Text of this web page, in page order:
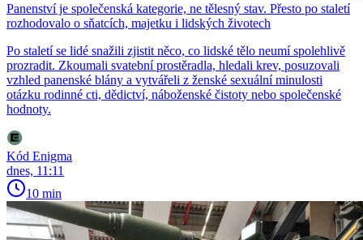
Panenství je společenská kategorie, ne tělesný stav. Přesto po staletí
rozhodovalo o sňatcích, majetku i lidských životech
Po staletí se lidé snažili zjistit něco, co lidské tělo neumí spolehlivě
prozradit. Zkoumali svatební prostěradla, hledali krev, posuzovali
vzhled panenské blány a vytvářeli z ženské sexuální minulosti
otázku rodinné cti, dědictví, náboženské čistoty nebo společenské
hodnoty.
Kód Enigma
dnes, 11:11
10 min